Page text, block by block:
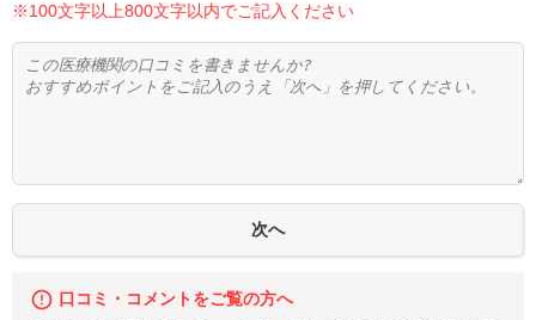
※100文字以上800文字以内でご記入ください
口コミ・コメントをご覧の方へ